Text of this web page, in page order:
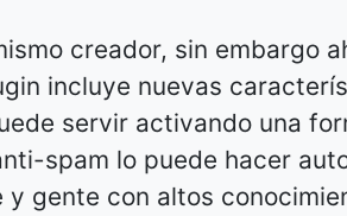
creador, sin embargo
incluye nuevas
servir activando una
spam lo puede hacer
gente con altos